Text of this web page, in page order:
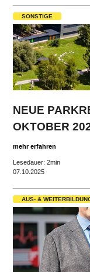
SONSTIGE
NEUE
OKTOBER
mehr erfahren
Lesedauer: 2min
07.10.2025
AUS- &